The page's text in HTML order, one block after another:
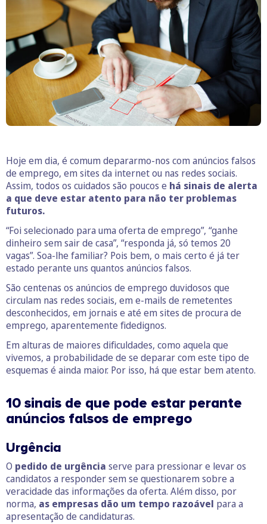
Hoje em dia, é comum depararmo-nos com anúncios falsos
de emprego, em sites da internet ou nas redes sociais.
Assim, todos os cuidados são poucos e há sinais de alerta
a que deve estar atento para não ter problemas
futuros.
“Foi selecionado para uma oferta de emprego”, “ganhe
dinheiro sem sair de casa”, “responda já, só temos 20
vagas”. Soa-lhe familiar? Pois bem, o mais certo é já ter
estado perante uns quantos anúncios falsos.
São centenas os anúncios de emprego duvidosos que
circulam nas redes sociais, em e-mails de remetentes
desconhecidos, em jornais e até em sites de procura de
emprego, aparentemente fidedignos.
Em alturas de maiores dificuldades, como aquela que
vivemos, a probabilidade de se deparar com este tipo de
esquemas é ainda maior. Por isso, há que estar bem atento.
10 sinais de que pode estar perante
anúncios falsos de emprego
Urgência
O pedido de urgência serve para pressionar e levar os
candidatos a responder sem se questionarem sobre a
veracidade das informações da oferta. Além disso, por
norma, as empresas dão um tempo razoável para a
apresentação de candidaturas.